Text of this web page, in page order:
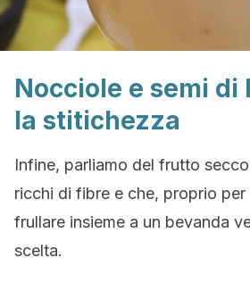
Nocciole e semi di
la stitichezza
Infine, parliamo del frutto
ricchi di fibre e che, proprio
frullare insieme a un bevanda
scelta.